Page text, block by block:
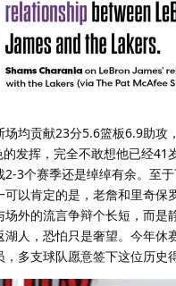
场均贡献23分5.6篮板6.9助攻
发挥，完全不敢想他已经41
2-3个赛季还是绰绰有余。至
可以肯定的是，老詹和里奇保
场外的流言争辩个长短，而是
湖人，恐怕只是奢望。今年休
多支球队愿意签下这位历史